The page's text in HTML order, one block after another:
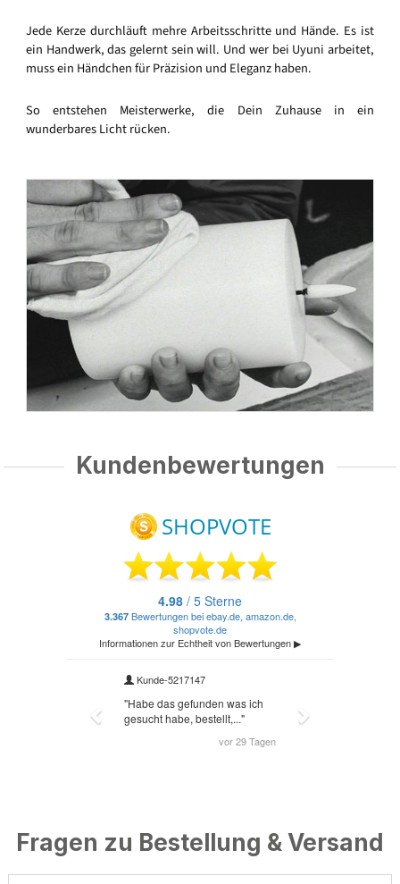
Jede Kerze durchläuft mehre Arbeitsschritte und Hände. Es ist
ein Handwerk, das gelernt sein will. Und wer bei Uyuni arbeitet,
muss ein Händchen für Präzision und Eleganz haben.
So entstehen Meisterwerke, die Dein Zuhause in ein
wunderbares Licht rücken.
Kundenbewertungen
Fragen zu Bestellung & Versand